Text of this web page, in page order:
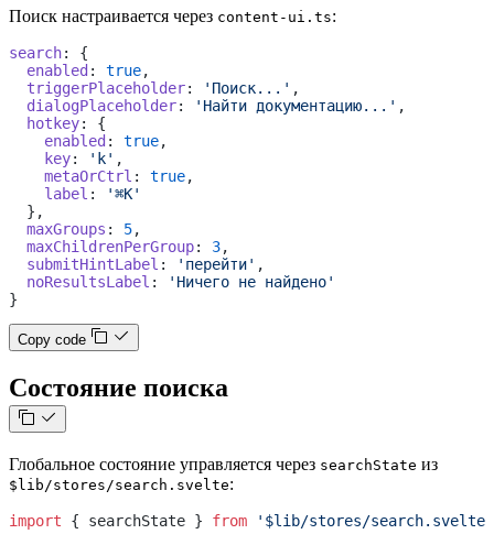
Поиск настраивается через content-ui.ts:
search: {
  enabled
: true,
  triggerPlaceholder
: 'Поиск...' ,
  dialogPlaceholder
: 'Найти документацию...' ,
  hotkey
: {
    enabled
: true,
    key
: 'k' ,
    metaOrCtrl
: true,
    label
:
'⌘K'
  },
  maxGroups
: 5,
  maxChildrenPerGroup
: 3,
  submitHintLabel
: 'перейти' ,
  noResultsLabel
:
'Ничего не найдено'
}
Copy code
Состояние поиска
Глобальное состояние управляется через searchState из
$lib/stores/search.svelte:
import { searchState } from '$lib/stores/search.svelte'